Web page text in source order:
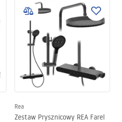
Rea
Zestaw Prysznicowy REA Farel